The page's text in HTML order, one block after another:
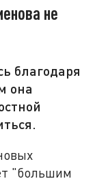
не
благодаря
она
"большим